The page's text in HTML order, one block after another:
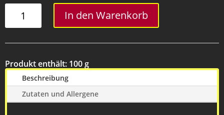
Menge
In den Warenkorb
Produkt enthält: 100g
Beschreibung
Zutaten und Allergene